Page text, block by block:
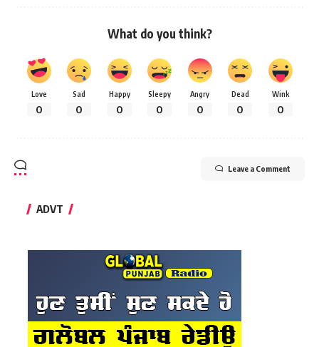
What do you think?
Love
0
Sad
0
Happy
0
Sleepy
0
Angry
0
Dead
0
Wink
0
Leave a Comment
ADVT